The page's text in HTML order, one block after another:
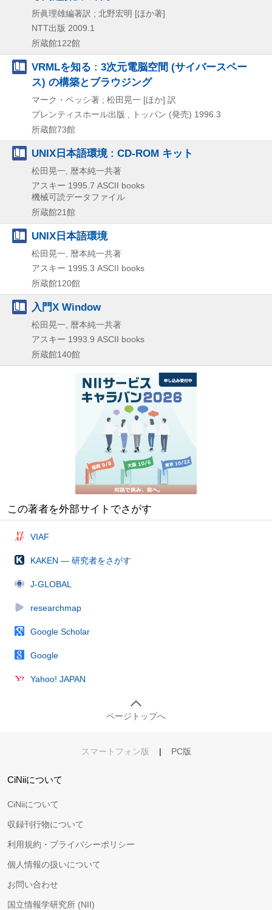
所眞理雄編著訳 ; 北野宏明 [ほか著]
NTT出版 2009.1
所蔵館122館
VRMLを知る : 3次元電脳空間 (サイバースペー
ス) の構築とブラウジング
マーク・ペッシ著 ; 松田晃一 [ほか] 訳
プレンティスホール出版 , トッパン (発売) 1996.3
所蔵館73館
UNIX日本語環境 : CD-ROM キット
松田晃一, 暦本純一共著
アスキー 1995.7 ASCII books
機械可読データファイル
所蔵館21館
UNIX日本語環境
松田晃一, 暦本純一共著
アスキー 1995.3 ASCII books
所蔵館120館
入門X Window
松田晃一, 暦本純一共著
アスキー 1993.9 ASCII books
所蔵館140館
この著者を外部サイトでさがす
VIAF
KAKEN — 研究者をさがす
J-GLOBAL
researchmap
Google Scholar
Google
Yahoo! JAPAN
ページトップへ
スマートフォン版 | PC版
CiNiiについて
CiNiiについて
収録刊行物について
利用規約・プライバシーポリシー
個人情報の扱いについて
お問い合わせ
国立情報学研究所 (NII)